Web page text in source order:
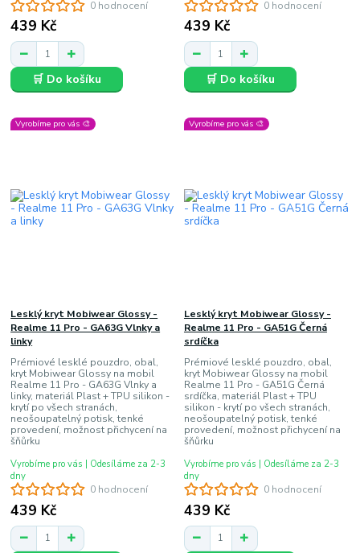
0 hodnocení
439 Kč
🛒 Do košíku
0 hodnocení
439 Kč
🛒 Do košíku
Vyrobíme pro vás 🎨
0 hodnocení
Lesklý kryt Mobiwear Glossy -
Realme 11 Pro - GA63G Vlnky a
linky
Prémiové lesklé pouzdro, obal,
kryt Mobiwear Glossy na mobil
Realme 11 Pro - GA63G Vlnky a
linky, materiál Plast + TPU silikon -
krytí po všech stranách,
neošoupatelný potisk, tenké
provedení, možnost přichycení na
šňůrku
439 Kč
Vyrobíme pro vás | Odesíláme za 2-3
dny
Vyrobíme pro vás 🎨
0 hodnocení
Lesklý kryt Mobiwear Glossy -
Realme 11 Pro - GA51G Černá
srdíčka
Prémiové lesklé pouzdro, obal,
kryt Mobiwear Glossy na mobil
Realme 11 Pro - GA51G Černá
srdíčka, materiál Plast + TPU
silikon - krytí po všech stranách,
neošoupatelný potisk, tenké
provedení, možnost přichycení na
šňůrku
439 Kč
Vyrobíme pro vás | Odesíláme za 2-3
dny